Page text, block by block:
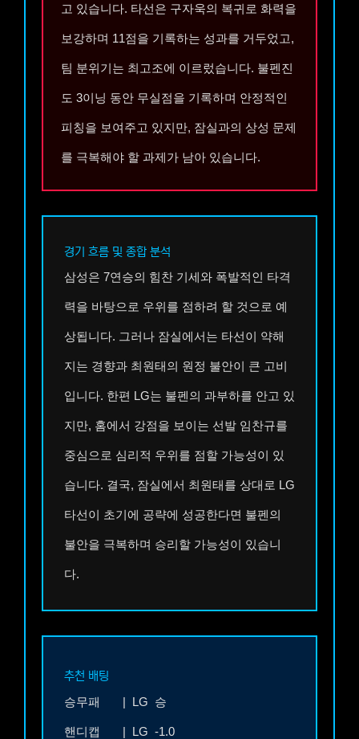
고 있습니다. 타선은 구자욱의 복귀로 화력을
보강하며 11점을 기록하는 성과를 거두었고,
팀 분위기는 최고조에 이르렀습니다. 불펜진
도 3이닝 동안 무실점을 기록하며 안정적인
피칭을 보여주고 있지만, 잠실과의 상성 문제
를 극복해야 할 과제가 남아 있습니다.
경기 흐름 및 종합 분석
삼성은 7연승의 힘찬 기세와 폭발적인 타격
력을 바탕으로 우위를 점하려 할 것으로 예
상됩니다. 그러나 잠실에서는 타선이 약해
지는 경향과 최원태의 원정 불안이 큰 고비
입니다. 한편 LG는 불펜의 과부하를 안고 있
지만, 홈에서 강점을 보이는 선발 임찬규를
중심으로 심리적 우위를 점할 가능성이 있
습니다. 결국, 잠실에서 최원태를 상대로 LG
타선이 초기에 공략에 성공한다면 불펜의
불안을 극복하며 승리할 가능성이 있습니
다.
추천 배팅
승무패 |
LG 승
핸디캡 | LG -1.0